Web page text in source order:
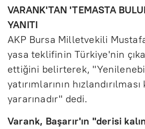
VARANK'TAN 'TEMASTA
YANITI
AKP Bursa Milletvekili
yasa teklifinin Türkiye'nin
ettiğini belirterek,
yatırımlarının
yararınadır" dedi.
Varank, Başarır'ın "derisi